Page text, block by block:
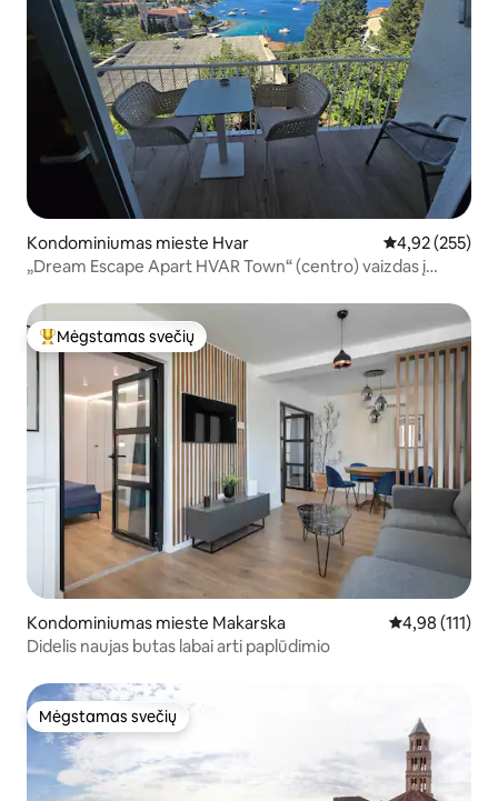
Kondominiumas mieste Hvar Vidutinis
4,92 (255)
„Dream Escape Apart HVAR Town“ (centro) vaizdas į
Svečių mėgstamiausias
Mėgstamas svečių
Kondominiumas mieste Makarska Vidutinis
4,98 (111)
Didelis naujas butas labai arti paplūdimio
Mėgstamas svečių
Mėgstamas svečių